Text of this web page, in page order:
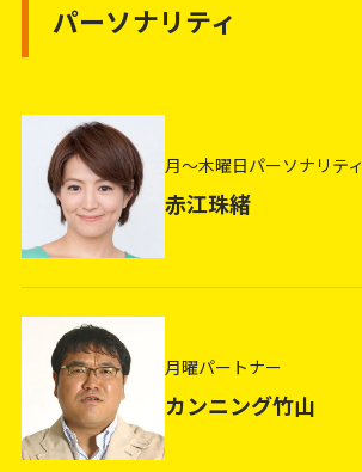
パーソナリティ
月～木曜日パーソナリティ
赤江珠緒
月曜パートナー
カンニング竹山